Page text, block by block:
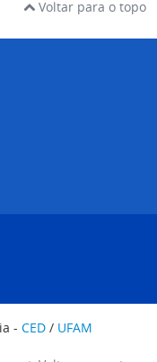
Voltar para o topo
- CED / UFAM